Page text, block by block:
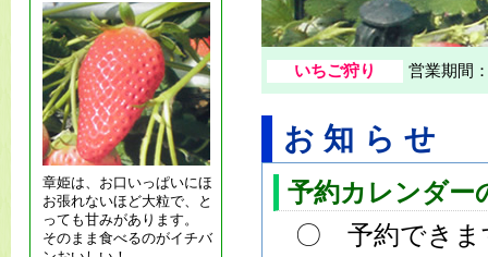
章姫は、お口いっぱいにほ
お張れないほど大粒で、と
っても甘みがあります。
そのまま食べるのがイチバ
いちご狩り 営業期間
お知らせ
予約カレンダー
〇 予約できま